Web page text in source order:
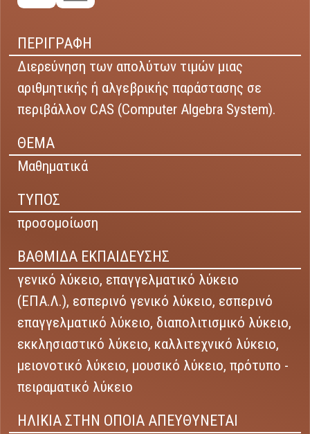
ΠΕΡΙΓΡΑΦΗ
Διερεύνηση των απολύτων τιμών μιας
αριθμητικής ή αλγεβρικής παράστασης σε
περιβάλλον CAS (Computer Algebra System).
ΘΕΜΑ
Μαθηματικά
ΤΥΠΟΣ
προσομοίωση
ΒΑΘΜΙΔΑ ΕΚΠΑΙΔΕΥΣΗΣ
γενικό λύκειο, επαγγελματικό λύκειο
(ΕΠΑ.Λ.), εσπερινό γενικό λύκειο, εσπερινό
επαγγελματικό λύκειο, διαπολιτισμικό λύκειο,
εκκλησιαστικό λύκειο, καλλιτεχνικό λύκειο,
μειονοτικό λύκειο, μουσικό λύκειο,πρότυπο -
πειραματικό λύκειο
ΗΛΙΚΙΑ ΣΤΗΝ ΟΠΟΙΑ ΑΠΕΥΘΥΝΕΤΑΙ